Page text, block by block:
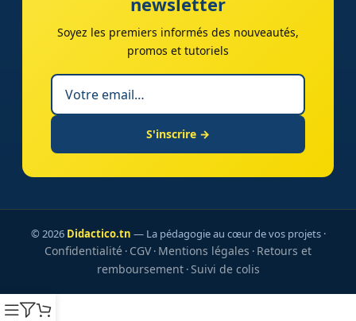
Soyez les premiers informés des nouveautés,
promos et tutoriels
S'inscrire →
© 2026 Didactico.tn — La pédagogie au cœur de vos projets ·
Confidentialité · CGV· Mentions légales · Retours et
remboursement·Suivi de colis